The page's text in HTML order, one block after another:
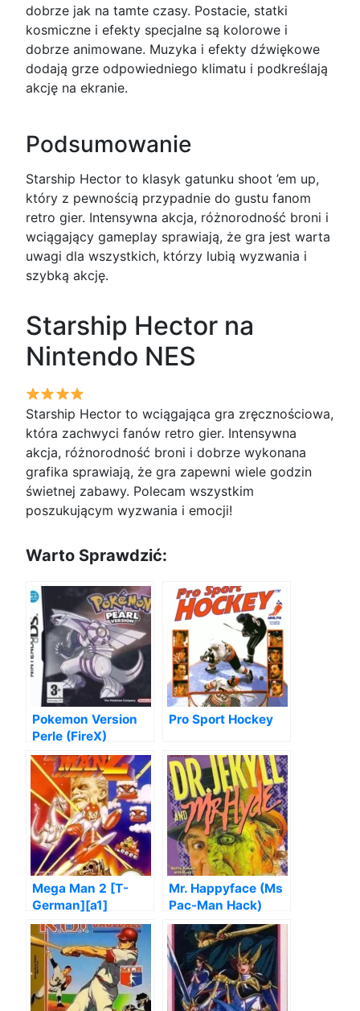
dobrze jak na tamte czasy. Postacie, statki
kosmiczne i efekty specjalne są kolorowe i
dobrze animowane. Muzyka i efekty dźwiękowe
dodają grze odpowiedniego klimatu i podkreślają
akcję na ekranie.
Podsumowanie
Starship Hector to klasyk gatunku shoot ’em up,
który z pewnością przypadnie do gustu fanom
retro gier. Intensywna akcja, różnorodność broni i
wciągający gameplay sprawiają, że gra jest warta
uwagi dla wszystkich, którzy lubią wyzwania i
szybką akcję.
Starship Hector na
Nintendo NES
Starship Hector to wciągająca gra zręcznościowa,
która zachwyci fanów retro gier. Intensywna
akcja, różnorodność broni i dobrze wykonana
grafika sprawiają, że gra zapewni wiele godzin
świetnej zabawy. Polecam wszystkim
poszukującym wyzwania i emocji!
Warto Sprawdzić:
Pokemon Version
Perle (FireX)
Pro Sport Hockey
Mega Man 2 [T-
German][a1]
Mr. Happyface (Ms
Pac-Man Hack)